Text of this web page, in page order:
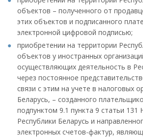
объектов – полученного от
этих объектов и подписанного
электронной цифровой подписью;
приобретении на территории
объектов у иностранных
осуществляющих деятельность в
через постоянное
связи с этим на учете в налоговых
Беларусь, – созданного
подпунктом 9.1 пункта 9 статьи 131
Республики Беларусь и
электронных счетов-фактур,